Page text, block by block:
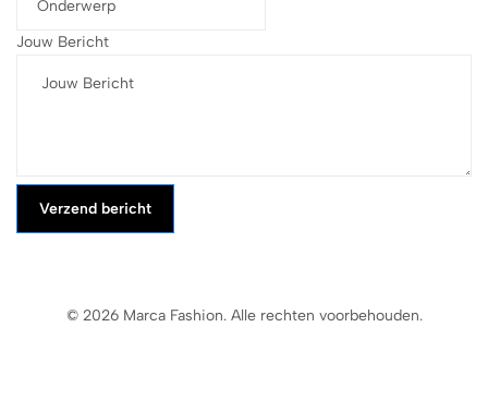
Jouw Bericht
Verzend bericht
© 2026 Marca Fashion. Alle rechten voorbehouden.